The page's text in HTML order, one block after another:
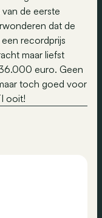
de eerste
dat de
recordprijs
maar liefst
euro. Geen
toch goed voor
ooit!